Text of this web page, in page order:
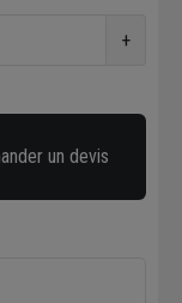
+
un devis